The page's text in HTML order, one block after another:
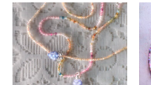
Zakres
cen:
od
189,00 zł
do
239,00 zł